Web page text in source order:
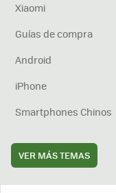
Xiaomi
Guías de compra
Android
iPhone
Smartphones Chinos
VER MÁS TEMAS